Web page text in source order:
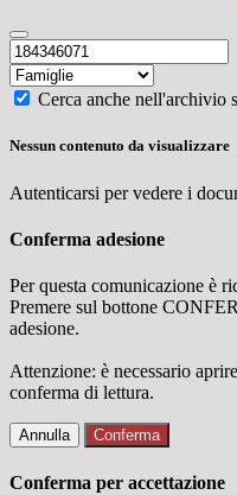
Cerca anche nell'archivio
Nessun contenuto da visualizzare
Autenticarsi per vedere i
Conferma adesione
Per questa comunicazione è
Premere sul bottone
adesione.
Attenzione: è necessario
conferma di lettura.
Annulla Conferma
Conferma per accettazione